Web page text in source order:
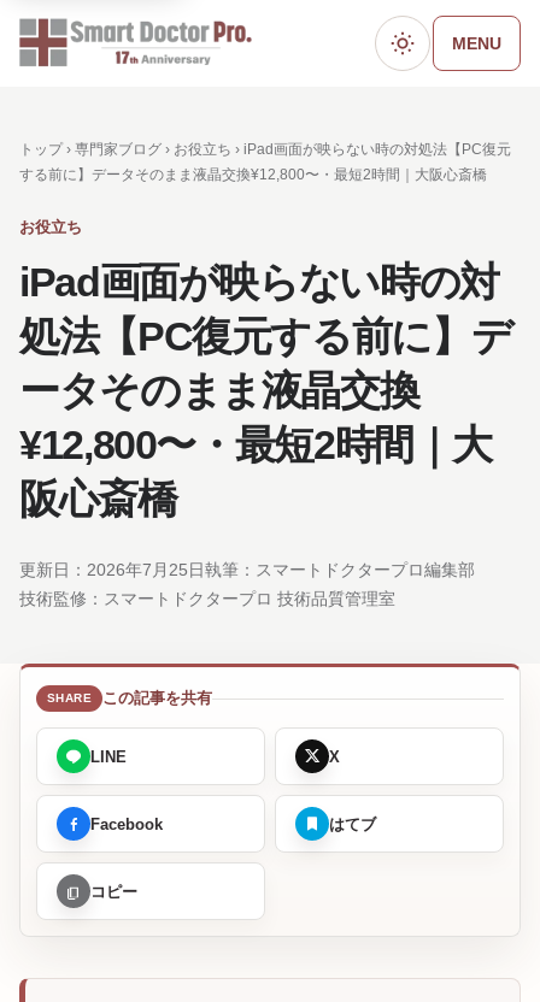
ダークモード
MENU
トップ › 専門家ブログ › お役立ち › iPad画面が映らない時の対処法【PC復元
する前に】データそのまま液晶交換¥12,800〜・最短2時間｜大阪心斎橋
お役立ち
iPad画面が映らない時の対
処法【PC復元する前に】デ
ータそのまま液晶交換
¥12,800〜・最短2時間｜大
阪心斎橋
更新日： 2026年7月25日執筆：スマートドクタープロ編集部
技術監修： スマートドクタープロ 技術品質管理室
この記事を共有
LINE X
Facebook はてブ
コピー